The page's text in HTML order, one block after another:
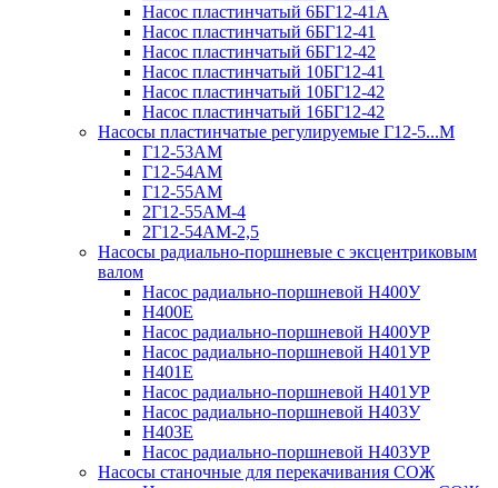
Насос пластинчатый 6БГ12-41А
Насос пластинчатый 6БГ12-41
Насос пластинчатый 6БГ12-42
Насос пластинчатый 10БГ12-41
Насос пластинчатый 10БГ12-42
Насос пластинчатый 16БГ12-42
Насосы пластинчатые регулируемые Г12-5...М
Г12-53АМ
Г12-54АМ
Г12-55АМ
2Г12-55АМ-4
2Г12-54АМ-2,5
Насосы радиально-поршневые с эксцентриковым
валом
Насос радиально-поршневой Н400У
Н400Е
Насос радиально-поршневой Н400УР
Насос радиально-поршневой Н401УР
Н401Е
Насос радиально-поршневой Н401УР
Насос радиально-поршневой Н403У
Н403Е
Насос радиально-поршневой Н403УР
Насосы станочные для перекачивания СОЖ